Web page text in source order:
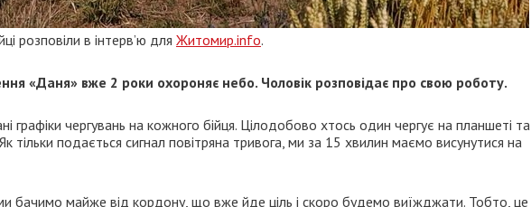
розповіли в інтерв’ю для Житомир.info.
«Даня» вже 2 роки охороняє небо. Чоловік розповідає про свою роботу.
графіки чергувань на кожного бійця. Цілодобово хтось один чергує на планшеті та
тільки подається сигнал повітряна тривога, ми за 15 хвилин маємо висунутися на
бачимо майже від кордону, що вже йде ціль і скоро будемо виїжджати. Тобто, це